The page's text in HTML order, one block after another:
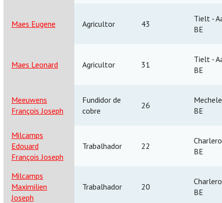
Maes Eugene Agricultor 43
Tielt -
BE
Maes Leonard Agricultor 31
Tielt -
BE
Meeuwens
François Joseph
Fundidor de
cobre
26
BE
Milcamps
Edouard
François Joseph
Trabalhador 22
BE
Milcamps
Maximilien
Joseph
Trabalhador 20
BE